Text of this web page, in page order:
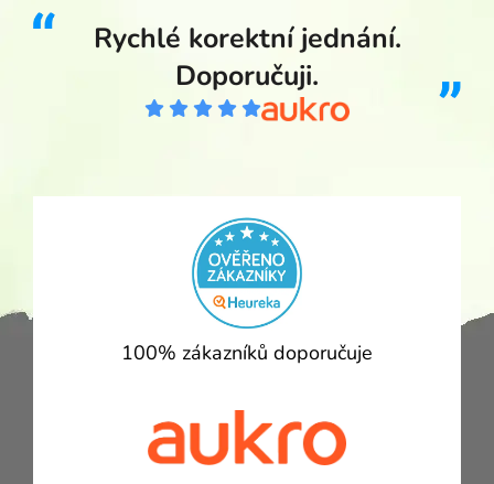
Rychlé korektní jednání.
Doporučuji.
100% zákazníků doporučuje